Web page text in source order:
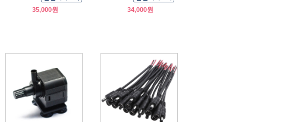
35,000원
34,000원